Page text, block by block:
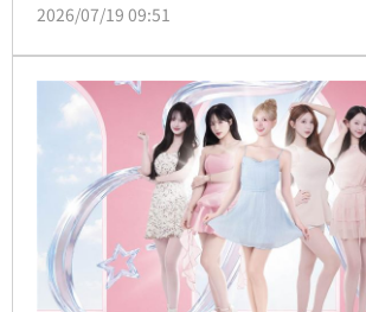
一樣有聯盟安排受訪的樂天女孩高橋佳
2026/07/19 09:51